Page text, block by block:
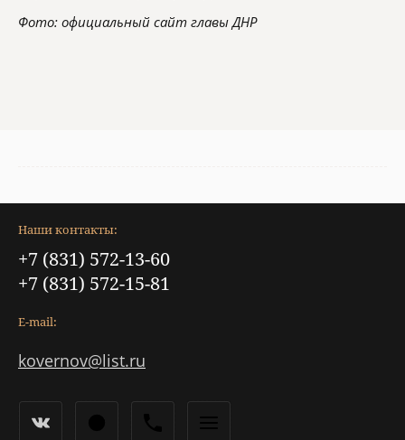
Фото: официальный сайт главы ДНР
Наши контакты:
+7 (831) 572-13-60
+7 (831) 572-15-81
E-mail:
kovernov@list.ru